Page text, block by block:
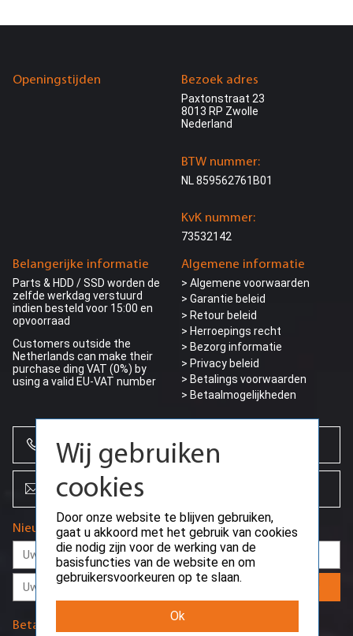
Openingstijden
Belangerijke informatie
Parts & HDD / SSD worden de
zelfde werkdag verstuurd
indien besteld voor 15:00 en
opvoorraad
Customers outside the
Netherlands can make their
purchase ding VAT (0%) by
using a valid EU-VAT number
Algemene informatie
> Algemene voorwaarden
> Garantie beleid
> Retour beleid
> Herroepings recht
> Bezorg informatie
> Privacy beleid
> Betalings voorwaarden
> Betaalmogelijkheden
Bezoek adres
Paxtonstraat 23
8013 RP Zwolle
Nederland
BTW nummer:
NL 859562761B01
KvK nummer:
73532142
+31 (0)85 864 0777
info@creoserver.com
Nieuwsbrief
Betaalmethodes
Wij gebruiken
cookies
Door onze website te blijven gebruiken,
gaat u akkoord met het gebruik van cookies
die nodig zijn voor de werking van de
basisfuncties van de website en om
gebruikersvoorkeuren op te slaan.
Ok